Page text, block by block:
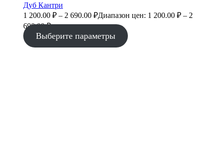
Дуб Кантри
1 200.00 ₽ – 2 690.00 ₽Диапазон цен: 1 200.00 ₽ – 2
690.00 ₽
Выберите параметры